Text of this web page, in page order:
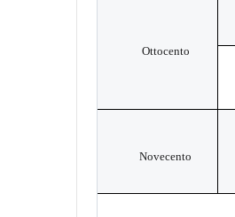
Ottocento
Novecento